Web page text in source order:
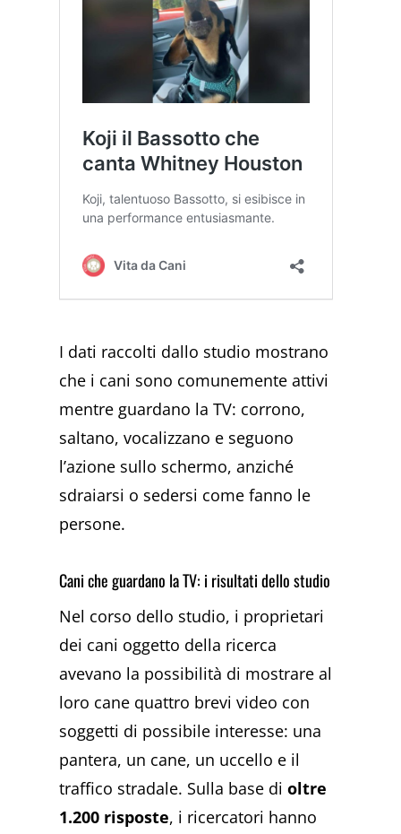
I dati raccolti dallo studio mostrano
che i cani sono comunemente attivi
mentre guardano la TV: corrono,
saltano, vocalizzano e seguono
l’azione sullo schermo, anziché
sdraiarsi o sedersi come fanno le
persone.
Cani che guardano la TV: i risultati dello studio
Nel corso dello studio, i proprietari
dei cani oggetto della ricerca
avevano la possibilità di mostrare al
loro cane quattro brevi video con
soggetti di possibile interesse: una
pantera, un cane, un uccello e il
traffico stradale. Sulla base dioltre
1.200 risposte, i ricercatori hanno